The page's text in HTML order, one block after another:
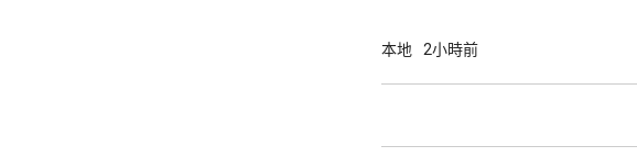
40分安全著陸，機場運作不受影響。 機
本地 2小時前